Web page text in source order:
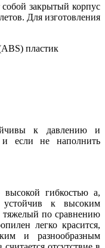
закрытый корпус
Для изготовления
пластик
к давлению и
и если не наполнить
гибкостью а,
устойчив к высоким
тяжелый по сравнению
легко красится,
и разнообразным